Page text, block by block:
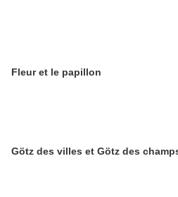
Fleur et le papillon
Götz des villes et Götz des